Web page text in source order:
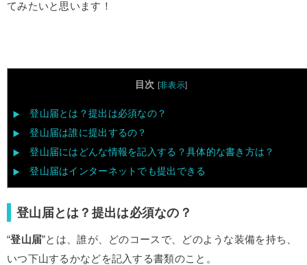
てみたいと思います！
目次 [非表示]
登山届とは？提出は必須なの？
登山届は誰に提出するの？
登山届にはどんな情報を記入する？具体的な書き方は？
登山届はインターネットでも提出できる
登山届とは？提出は必須なの？
“登山届”とは、誰が、どのコースで、どのような装備を持ち、
いつ下山するかなどを記入する書類のこと。